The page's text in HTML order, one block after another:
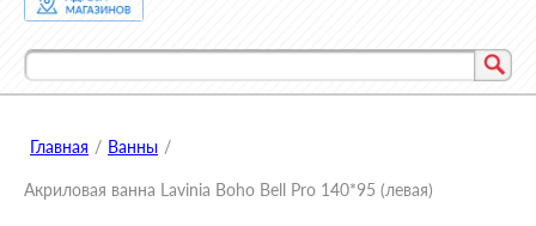
Главная / Ванны /
Акриловая ванна Lavinia Boho Bell Pro 140*95 (левая)